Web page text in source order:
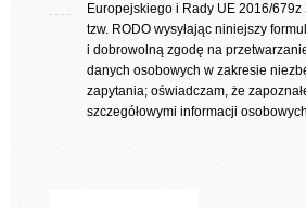
Europejskiego i Rady UE 2016/679z
tzw. RODO wysyłając niniejszy
i dobrowolną zgodę na
danych osobowych w zakresie
zapytania; oświadczam, że
szczegółowymi informacji